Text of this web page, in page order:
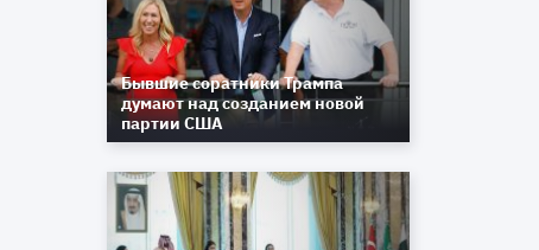
Бывшие соратники Трампа
думают над созданием новой
партии США